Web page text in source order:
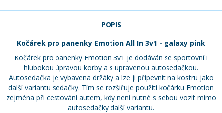
POPIS
Kočárek pro panenky Emotion All In 3v1 - galaxy pink
Kočárek pro panenky Emotion 3v1 je dodáván se sportovní i
hlubokou úpravou korby a s upravenou autosedačkou.
Autosedačka je vybavena držáky a lze ji připevnit na kostru jako
další variantu sedačky. Tím se rozšiřuje použití kočárku Emotion
zejména při cestování autem, kdy není nutné s sebou vozit mimo
autosedačky další variantu.